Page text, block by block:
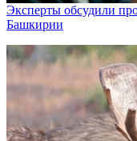
Эксперты обсудили
Башкирии